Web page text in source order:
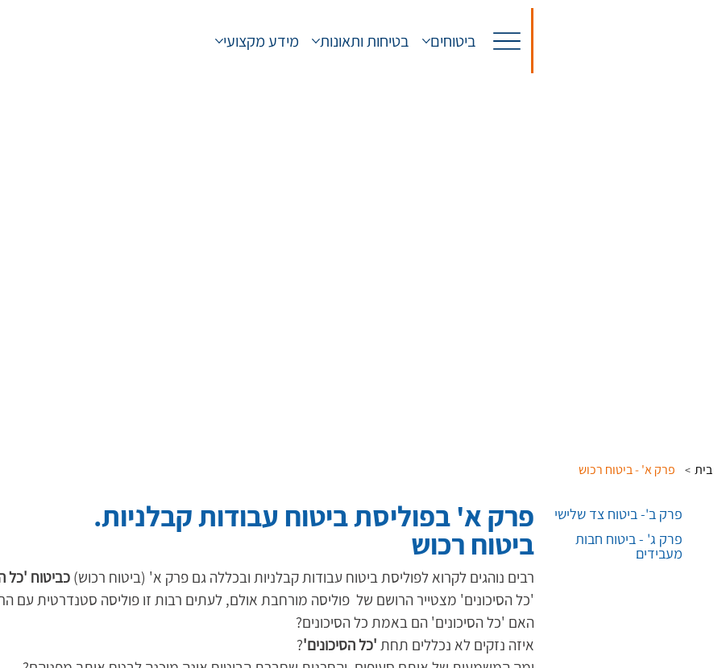
ביטוחים בטיחות ותאונות מידע מקצועי
רבים נוהגים לקרוא לפוליסת ביטוח עבודות קבלניות ובכללה גם פרק א' (ביטוח רכוש) כביטוח 'כל
'כל הסיכונים' מצטייר הרושם של  פוליסה מורחבת אולם, לעתים רבות זו פוליסה סטנדרטית עם
האם 'כל הסיכונים' הם באמת כל הסיכונים?
איזה נזקים לא נכללים תחת 'כל הסיכונים'?
פרק א' בפוליסת ביטוח עבודות קבלניות.
ביטוח רכוש
פרק ב'- ביטוח צד שלישי
פרק ג' - ביטוח חבות
מעבידים
בית > פרק א' - ביטוח רכוש